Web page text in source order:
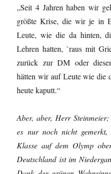
„Seit 4 Jahren haben wir
größte Krise, die wir je in
Leute, wie die da hinten,
Lehren hatten, `raus mit
zurück zur DM oder
hätten wir auf Leute wie die
heute kaputt.“
Aber, aber, Herr
es nur noch nicht
Klasse auf dem Olymp
Deutschland ist im